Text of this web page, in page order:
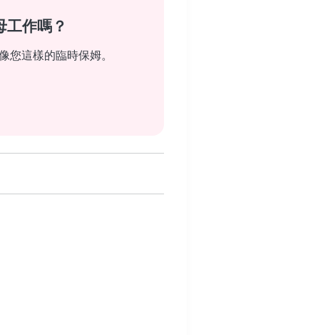
工作嗎？
您這樣的臨時保姆。